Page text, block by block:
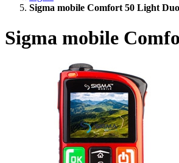
Sigma mobile Comfort 50 Light
Sigma mobile